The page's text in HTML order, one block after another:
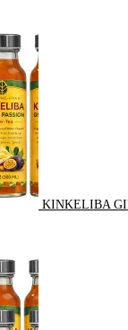
KINKELIBA